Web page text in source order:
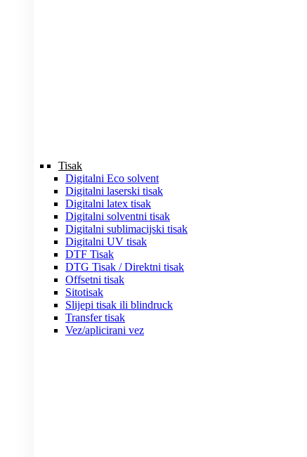
Tisak
Digitalni Eco solvent
Digitalni laserski tisak
Digitalni latex tisak
Digitalni solventni tisak
Digitalni sublimacijski tisak
Digitalni UV tisak
DTF Tisak
DTG Tisak / Direktni tisak
Offsetni tisak
Sitotisak
Slijepi tisak ili blindruck
Transfer tisak
Vez/aplicirani vez